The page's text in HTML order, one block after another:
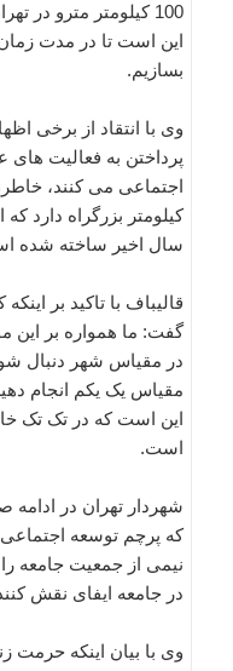
100 کیلومتر مترو
بسازیم.
وی با انتقاد از برخی
پرداختن به فعالیت
سال اخیر ساخته شده
قالیباف با تاکید بر
گفت: ما همواره بر این
در مقیاس شهر دنبال
مقیاس یک یکم انجام
این است که در تک تک
است.
شهردار تهران در
که پرچم توسعه اجتماعی
نیمی از جمعیت جامعه را
در جامعه ایفای نقش
وی با بیان اینکه حرمت